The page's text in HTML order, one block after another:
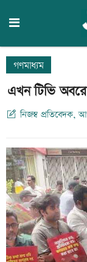
গণমাধ্যম
এখন টিভি
নিজস্ব প্রতিবেদক,